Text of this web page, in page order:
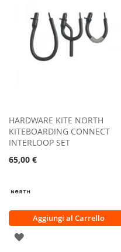
DESIDERI
HARDWARE KITE NORTH
KITEBOARDING CONNECT
INTERLOOP SET
65,00 €
Aggiungi al Carrello
AGGIUNGI